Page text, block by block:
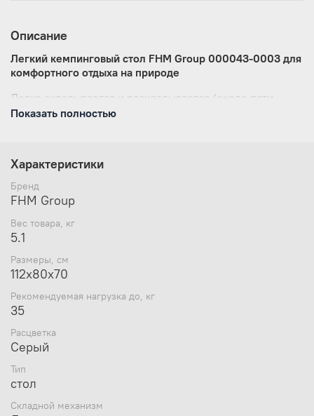
Описание
Легкий кемпинговый стол FHM Group 000043-0003 для
комфортного отдыха на природе
Легко складывается и раскладывается (около пяти
минут). Простая и надежная конструкция. Все что нужно
Характеристики:
Бренд
Цвета
Вес, кг
Размеры, см
Тип
Гарантия производителя, месяцев
Рекомендуемая нагрузка до, кг
Материал дуг каркаса
Полочки
Чехол
Материал столешницы
Показать полностью
Характеристики
Бренд
FHM Group
Вес товара, кг
5.1
Размеры, см
112х80х70
Рекомендуемая нагрузка до, кг
35
Расцветка
Серый
Тип
стол
Складной механизм